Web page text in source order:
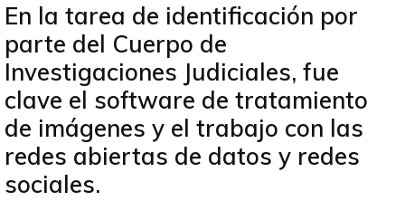
En la tarea de identificación por
parte del Cuerpo de
Investigaciones Judiciales, fue
clave el software de tratamiento
de imágenes y el trabajo con las
redes abiertas de datos y redes
sociales.